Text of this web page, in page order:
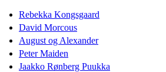
Rebekka Kongsgaard
David Morcous
August og Alexander
Peter Maiden
Jaakko Rønberg Puukka